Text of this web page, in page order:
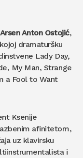
Arsen Anton Ostojić,
dramaturšku
Lady Day,
My Man, Strange
a Fool to Want
Ksenije
afinitetom,
uz klavirsku
i